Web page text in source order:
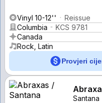
Vinyl 10-12''
Reissue
Columbia
KCS 9781
Canada
Rock, Latin
Provjeri
Santana